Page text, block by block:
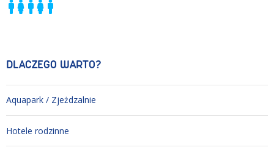
DLACZEGO WARTO?
Aquapark / Zjeżdzalnie
Hotele rodzinne